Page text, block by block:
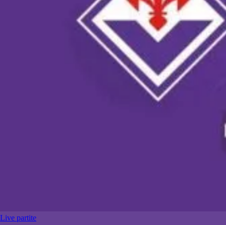
Live partite